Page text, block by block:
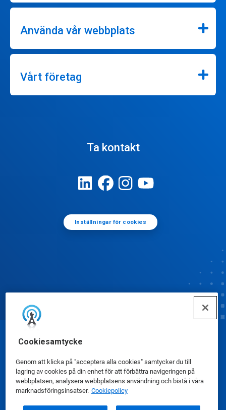
Cookiesamtycke
Genom att klicka på "acceptera alla cookies" samtycker du till
lagring av cookies på din enhet för att förbättra navigeringen på
webbplatsen, analysera webbplatsens användning och bistå i våra
marknadsföringsinsatser. Cookiepolicy
Använda vår webbplats
Vårt företag
Ta kontakt
Inställningar för cookies
© Ecolab Inc. 2025
Säkerhetsdatablad|Sekretesspolicy|
Användarvillkor